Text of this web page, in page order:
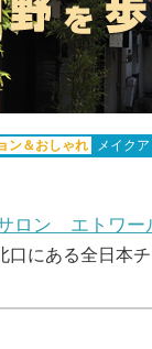
ン＆おしゃれ メイク
ロン エトワー
口にある全日本